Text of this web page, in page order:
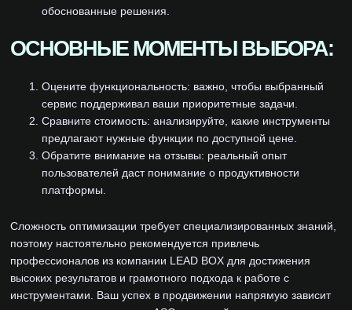
обоснованные решения.
ОСНОВНЫЕ МОМЕНТЫ ВЫБОРА:
Оцените функциональность: важно, чтобы выбранный
сервис поддерживал ваши приоритетные задачи.
Сравните стоимость: анализируйте, какие инструменты
предлагают нужные функции по доступной цене.
Обратите внимание на отзывы: реальный опыт
пользователей даст понимание о продуктивности
платформы.
Сложность оптимизации требует специализированных знаний,
поэтому настоятельно рекомендуется привлечь
профессионалов из компании LEAD BOX для достижения
высоких результатов и грамотного подхода к работе с
инструментами. Ваш успех в продвижении напрямую зависит